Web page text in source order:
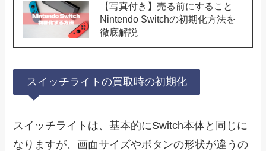
【写真付き】売る前にすること
Nintendo Switchの初期化方法を
徹底解説
スイッチライトの買取時の初期化
スイッチライトは、基本的にSwitch本体と同じに
なりますが、画面サイズやボタンの形状が違うの